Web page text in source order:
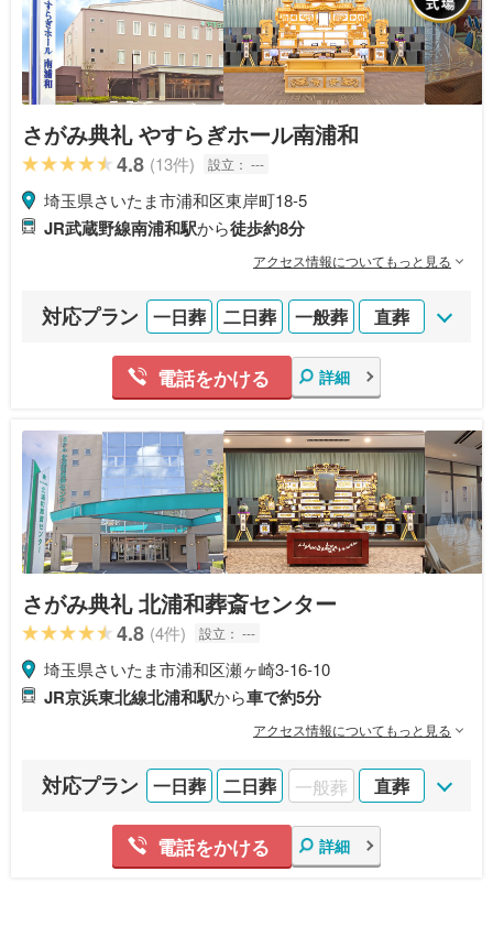
さがみ典礼 やすらぎホール南浦和
4.8 (13件) 設立： ---
埼玉県さいたま市浦和区東岸町18-5
JR武蔵野線南浦和駅から徒歩約8分
アクセス情報についてもっと見る
対応プラン 一日葬 二日葬 一般葬 直葬
電話をかける 詳細
さがみ典礼 北浦和葬斎センター
4.8 (4件) 設立： ---
埼玉県さいたま市浦和区瀬ヶ崎3-16-10
JR京浜東北線北浦和駅から車で約5分
アクセス情報についてもっと見る
対応プラン 一日葬 二日葬 一般葬 直葬
電話をかける 詳細